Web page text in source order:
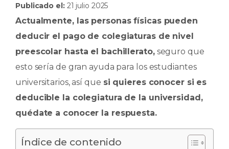
c
e
b
o
o
k
a
ts
A
p
p
k
e
dI
n
p
ar
ti
r
Publicado el: 21 julio 2025
Actualmente, las personas físicas pueden
deducir el pago de colegiaturas de nivel
preescolar hasta el bachillerato,seguro que
esto sería de gran ayuda para los estudiantes
universitarios, así que si quieres conocer si es
deducible la colegiatura de la universidad,
quédate a conocer la respuesta.
Índice de contenido